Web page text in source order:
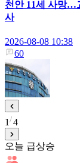
천안 11세 사망…
사
2026-08-08 10:38
60
1 4
오늘 급상승